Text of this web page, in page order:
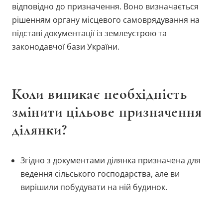
відповідно до призначення. Воно визначається
рішенням органу місцевого самоврядування на
підставі документації із землеустрою та
законодавчої бази України.
Коли виникає необхідність
змінити цільове призначення
ділянки?
Згідно з документами ділянка призначена для
ведення сільського господарства, але ви
вирішили побудувати на ній будинок.